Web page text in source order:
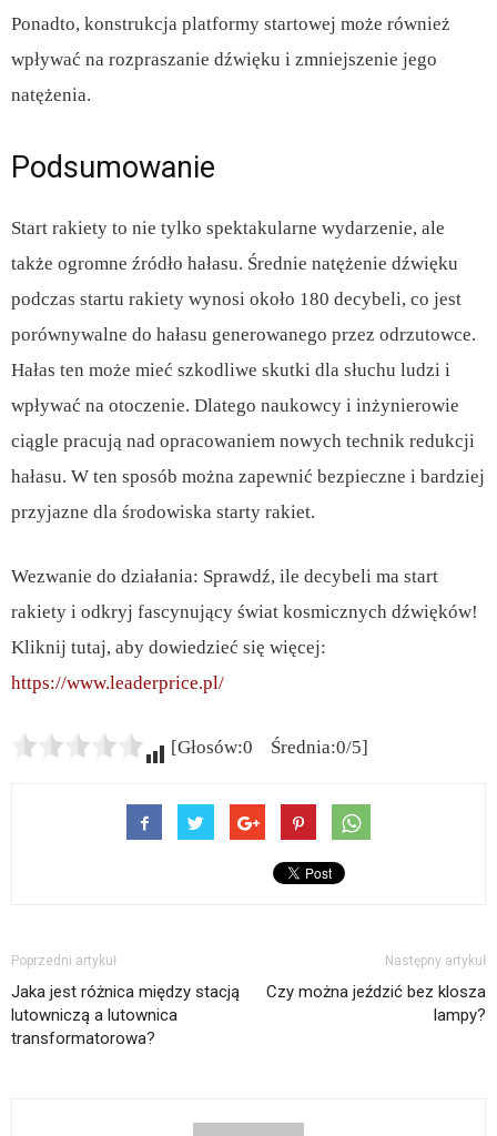
Ponadto, konstrukcja platformy startowej może również
wpływać na rozpraszanie dźwięku i zmniejszenie jego
natężenia.
Podsumowanie
Start rakiety to nie tylko spektakularne wydarzenie, ale
także ogromne źródło hałasu. Średnie natężenie dźwięku
podczas startu rakiety wynosi około 180 decybeli, co jest
porównywalne do hałasu generowanego przez odrzutowce.
Hałas ten może mieć szkodliwe skutki dla słuchu ludzi i
wpływać na otoczenie. Dlatego naukowcy i inżynierowie
ciągle pracują nad opracowaniem nowych technik redukcji
hałasu. W ten sposób można zapewnić bezpieczne i bardziej
przyjazne dla środowiska starty rakiet.
Wezwanie do działania: Sprawdź, ile decybeli ma start
rakiety i odkryj fascynujący świat kosmicznych dźwięków!
Kliknij tutaj, aby dowiedzieć się więcej:
https://www.leaderprice.pl/
[Głosów:0 Średnia:0/5]
Poprzedni artykuł
Jaka jest różnica między stacją
lutowniczą a lutownica
transformatorowa?
Następny artykuł
Czy można jeździć bez klosza
lampy?